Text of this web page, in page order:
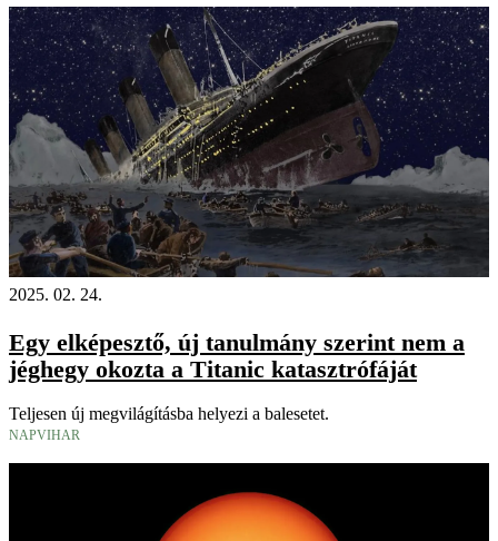
2025. 02. 24.
Egy elképesztő, új tanulmány szerint nem a
jéghegy okozta a Titanic katasztrófáját
Teljesen új megvilágításba helyezi a balesetet.
NAPVIHAR